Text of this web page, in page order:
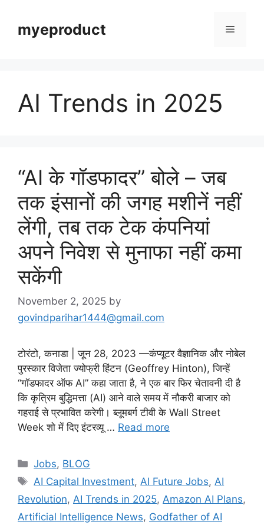
myeproduct
AI Trends in 2025
“AI के गॉडफादर” बोले – जब
तक इंसानों की जगह मशीनें नहीं
लेंगी, तब तक टेक कंपनियां
अपने निवेश से मुनाफा नहीं कमा
सकेंगी
November 2, 2025 by
govindparihar1444@gmail.com
टोरंटो, कनाडा | जून 28, 2023 —कंप्यूटर वैज्ञानिक और नोबेल
पुरस्कार विजेता ज्योफ्री हिंटन (Geoffrey Hinton), जिन्हें
“गॉडफादर ऑफ AI” कहा जाता है, ने एक बार फिर चेतावनी दी है
कि कृत्रिम बुद्धिमत्ता (AI) आने वाले समय में नौकरी बाजार को
गहराई से प्रभावित करेगी। ब्लूमबर्ग टीवी के Wall Street
Week शो में दिए इंटरव्यू … Read more
Jobs, BLOG
AI Capital Investment, AI Future Jobs, AI
Revolution, AI Trends in 2025, Amazon AI Plans,
Artificial Intelligence News, Godfather of AI